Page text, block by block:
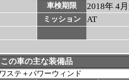
車検期限 2018年 4
ミッション AT
この車の主な装備品
ステ＋パワーウィンド